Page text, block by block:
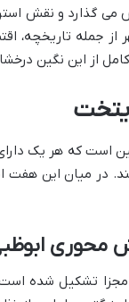
گذارد و نقش
جمله تاریخچه،
از این نگین
است که هر یک
در میان این هفت
محوری
تشکیل شده است: